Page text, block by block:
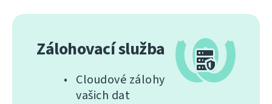
Zálohovací služba
Cloudové zálohy
vašich dat